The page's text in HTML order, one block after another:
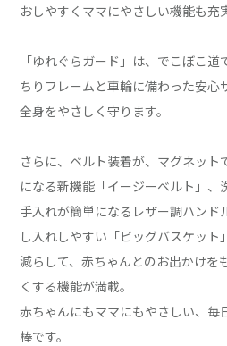
おしやすくママにやさしい機能も充
「ゆれぐらガード」は、でこぼこ
ちりフレームと車輪に備わった安心
全身をやさしく守ります。
さらに、ベルト装着が、マグネット
になる新機能「イージーベルト」
手入れが簡単になるレザー調ハンド
し入れしやすい「ビッグバスケット
減らして、赤ちゃんとのお出かけを
くする機能が満載。
赤ちゃんにもママにもやさしい、毎
棒です。